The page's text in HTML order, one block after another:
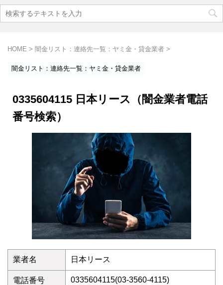
HOME > 闇金リスト：連絡先一覧：ヤミ金・貸金業者 >
闇金リスト：連絡先一覧：ヤミ金・貸金業者
0335604115 日本リース（闇金業者電話
番号検索）
業者名 日本リース
電話番号 0335604115(03-3560-4115)